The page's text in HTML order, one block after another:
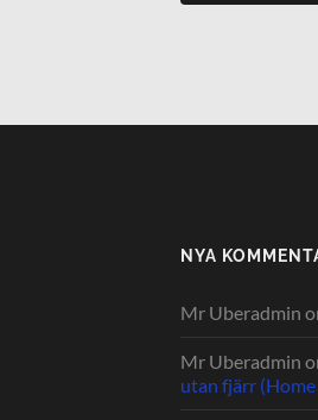
NYA
Mr Uberadmin
Mr Uberadmin
utan fjärr